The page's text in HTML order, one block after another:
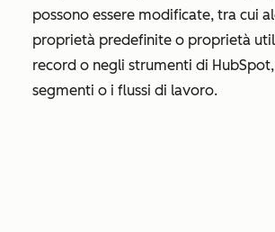
possono essere modificate, tra cui
proprietà predefinite o proprietà
record o negli strumenti di
segmenti o i flussi di lavoro.